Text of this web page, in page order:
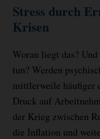
Stress durch
Krisen
Woran liegt das?
tun? Werden
mittlerweile häufiger
Druck auf
der Krieg zwischen
die Inflation und